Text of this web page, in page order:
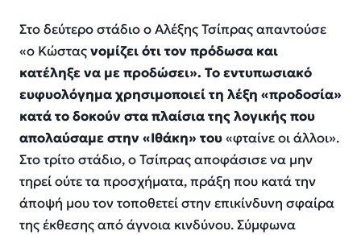
Στο δεύτερο στάδιο ο Αλέξης Τσίπρας απαντούσε
«ο Κώσταςνομίζει ότι τον πρόδωσα και
κατέληξε να με προδώσει». Το εντυπωσιακό
ευφυολόγημα χρησιμοποιεί τη λέξη «προδοσία»
κατά το δοκούν στα πλαίσια της λογικής που
απολαύσαμε στην «Ιθάκη» του«φταίνε οι άλλοι».
Στο τρίτο στάδιο, ο Τσίπρας αποφάσισε να μην
τηρεί ούτε τα προσχήματα, πράξη που κατά την
άποψή μου τον τοποθετεί στην επικίνδυνη σφαίρα
της έκθεσης από άγνοια κινδύνου. Σύμφωνα